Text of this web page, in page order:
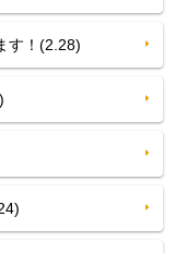
す！(2.28)